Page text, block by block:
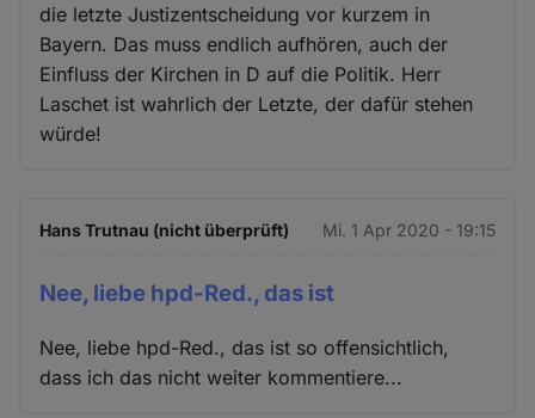
die letzte Justizentscheidung vor kurzem in
Bayern. Das muss endlich aufhören, auch der
Einfluss der Kirchen in D auf die Politik. Herr
Laschet ist wahrlich der Letzte, der dafür stehen
würde!
Hans Trutnau (nicht überprüft) Mi. 1 Apr 2020 - 19:15
Nee, liebe hpd-Red., das ist
Nee, liebe hpd-Red., das ist so offensichtlich,
dass ich das nicht weiter kommentiere...